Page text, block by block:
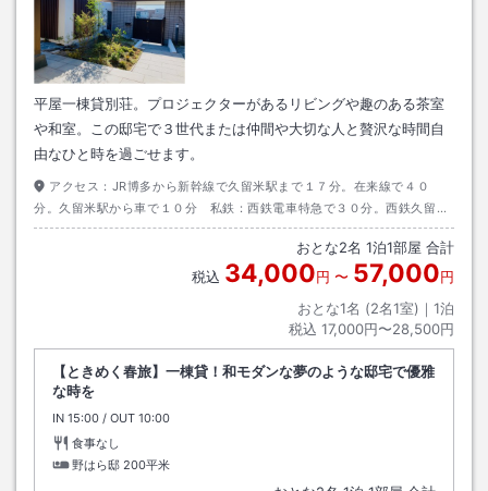
平屋一棟貸別荘。プロジェクターがあるリビングや趣のある茶室
や和室。この邸宅で３世代または仲間や大切な人と贅沢な時間自
由なひと時を過ごせます。
アクセス： JR博多から新幹線で久留米駅まで１７分。在来線で４０
分。久留米駅から車で１０分 私鉄：西鉄電車特急で３０分。西鉄久留米
駅から車で１０分。 自動車：久留米ＩＣから１０分。久留米大学病院か
おとな2名 1泊1部屋 合計
税込 34,000円 〜 57,000円
おとな1名 (2名1室)｜ 1泊
税込 17,000円〜28,500円
【ときめく春旅】一棟貸！和モダンな夢のような邸宅で優雅
な時を
IN チェックイン
15:00 / OUT チェックアウト
10:00
食事なし
野はら邸 200平米